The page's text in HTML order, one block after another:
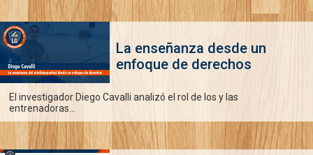
La enseñanza desde un
enfoque de derechos
El investigador Diego Cavalli analizó el rol de los y las
entrenadoras...